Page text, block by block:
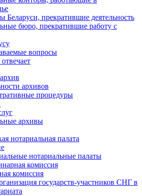
Беларуси, прекратившие деятельность
бюро, прекратившие работу с
вопросы
архивов
процедуры
архивы
нотариальная палата
нотариальные палаты
комиссия
комиссия
государств-участников СНГ в